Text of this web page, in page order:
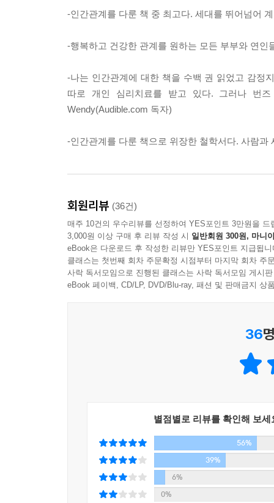
쁨을 따질 수 없지만, 능숙한 경청을 가로막는 함
상대방이 얼마나 상처받고 화가 났는지 들어주
하고 관계를 외면하는 행위일 뿐이다. 그러나 상
면, 이런 사과는 겸양과 사랑을 나타내는 중요한
--- 본문 중에서
분야에서 세계 최고의 상담사로 인정받고 있으며
불편한 관계에 있는 사람을 떠올려보자. 이 관
사람일까? 저자는 인간관계에서 가장 생각해볼 만
저자는 오랜 임상치료 결과를 바탕으로 다음과
개선시켰으며, 게다가 관계를 변화시키는 데
심리학 이론과 함께 오랜 연구를 바탕으로 한
관계만족도 측정표, 의사소통 진단표, 친밀감 훈
매기고 체크리스트를 작성해보고 자신의 인간관
시도해보면서 상대방의 관계가 개선되는 것을 확
기술적인 전략과 더불어, 인간관계에서 갈등
사람’에게는 충고나 격려를 하지 말고, 그가 하는
주변에서 흔히 볼 수 있는 인간형을 상대하는 요령
“당신의 인간관계가 얼마나 심하게 망가졌든, 당
관계 회복의 시작이 되어야 합니다.”
-저자 데이비드 번즈와의 인터뷰 중에서, <오프라
50여 개에 이르는 생생한 상담 사례에는 부부, 연
관찰자처럼 그들의 갈등 속 말과 행동을 샅샅이
-인간관계를 다룬 책 중 최고다. 세대를 뛰어넘어
-행복하고 건강한 관계를 원하는 모든 부부와 연
-나는 인간관계에 대한 책을 수백 권 읽었고 감정
따로 개인 심리치료를 받고 있다. 그러나 번
Wendy(Audible.com 독자)
-인간관계를 다룬 책으로 위장한 철학서다. 사람
회원리뷰 (36건)
매주 10건의 우수리뷰를 선정하여 YES포인트 3만원을 드
3,000원 이상 구매 후 리뷰 작성 시 일반회원 300원, 마니
eBook은 다운로드 후 작성한 리뷰만 YES포인트 지급됩니
클래스는 첫번째 회차 주문확정 시점부터 마지막 회차 주
사락 독서모임으로 진행된 클래스는 사락 독서모임 게시
eBook 페이백, CD/LP, DVD/Blu-ray, 패션 및 판매금지 상
36
별점별로 리뷰를 확인해 보세
56%
39%
6%
0%